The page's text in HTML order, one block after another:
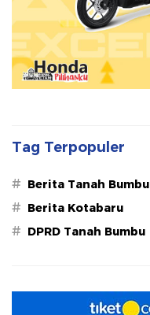
Tag Terpopuler
# Berita Tanah Bumbu
# Berita Kotabaru
# DPRD Tanah Bumbu